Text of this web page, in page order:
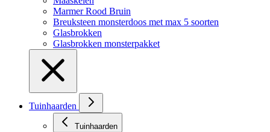
Marmer Rood Bruin
Breuksteen monsterdoos met max 5 soorten
Glasbrokken
Glasbrokken monsterpakket
Tuinhaarden
Tuinhaarden